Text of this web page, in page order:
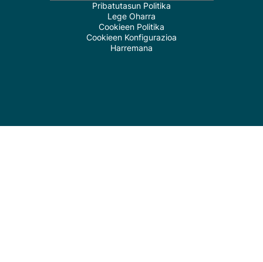
Pribatutasun Politika
Lege Oharra
Cookieen Politika
Cookieen Konfigurazioa
Harremana